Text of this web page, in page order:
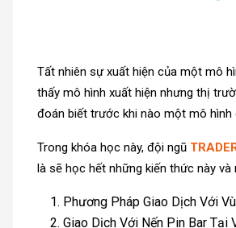
Tất nhiên sự xuất hiện của một mô
thấy mô hình xuất hiện nhưng thị
đoán biết trước khi nào một mô hình
Trong khóa học này, đội ngũ
là sẽ học hết những kiến thức này
Phương Pháp Giao Dịch Với
Giao Dịch Với Nến Pin Bar Tại